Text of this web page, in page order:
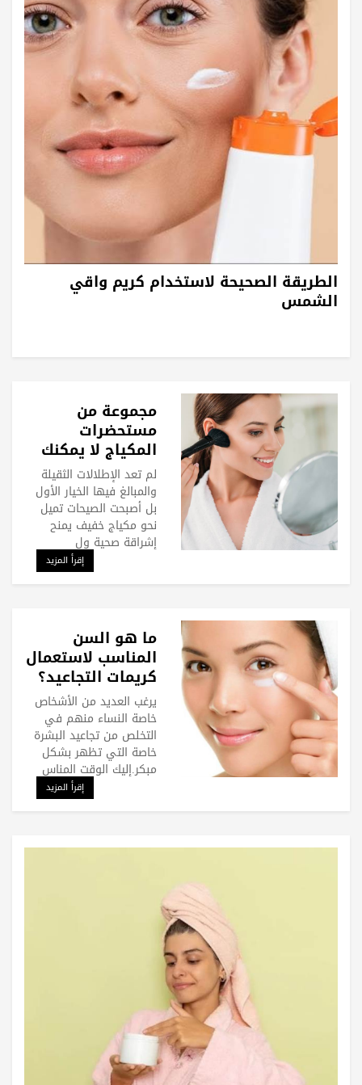
الطريقة الصحيحة لاستخدام كريم واقي
الشمس
مجموعة من
مستحضرات
المكياج لا يمكنك
الاستغناء عنها
هذا الموسم
لم تعد الإطلالات الثقيلة
والمبالغ فيها الخيار الأول
بل أصبحت الصيحات تميل
نحو مكياج خفيف يمنح
إشراقة صحية ول
إقرأ المزيد
ما هو السن
المناسب لاستعمال
كريمات التجاعيد؟
يرغب العديد من الأشخاص
خاصة النساء منهم في
التخلص من تجاعيد البشرة
خاصة التي تظهر بشكل
مبكر.إليك الوقت المناس
إقرأ المزيد